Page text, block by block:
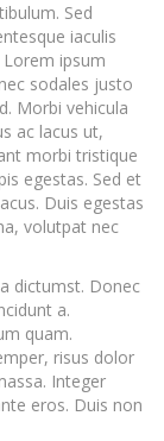
Sed
iaculis
ipsum
sodales justo
Morbi vehicula
ac lacus ut,
morbi tristique
egestas. Sed et
Duis egestas
volutpat nec
dictumst. Donec
a.
quam.
risus dolor
Integer
eros. Duis non